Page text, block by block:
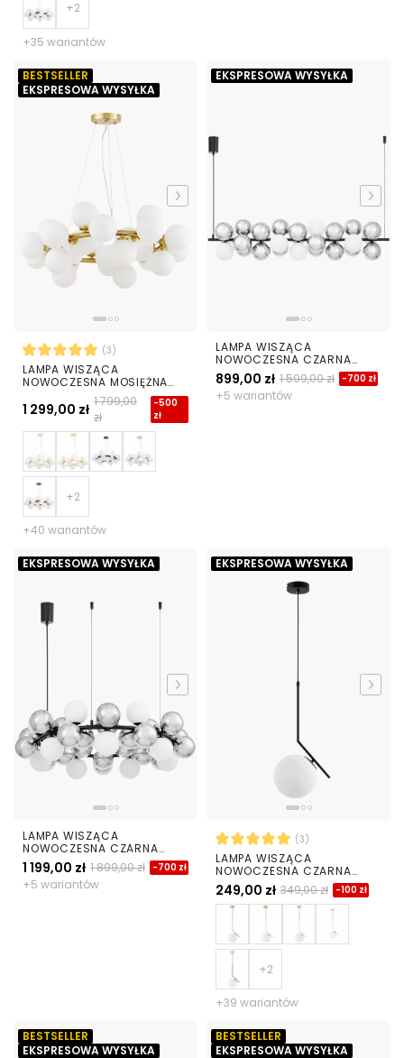
+35 wariantów
BESTSELLER
EKSPRESOWA WYSYŁKA
(3)
LAMPA WISZĄCA
NOWOCZESNA MOSIĘŻNA
BIAŁE KULE MARSIADA 25
1 299,00 zł 1 799,00
zł
-500
zł
+40 wariantów
EKSPRESOWA WYSYŁKA
LAMPA WISZĄCA
NOWOCZESNA CZARNA
SAONA W27
899,00 zł 1 599,00 zł -700 zł
+5 wariantów
EKSPRESOWA WYSYŁKA
LAMPA WISZĄCA
NOWOCZESNA CZARNA
SAONA W42
1 199,00 zł 1 899,00 zł -700 zł
+5 wariantów
EKSPRESOWA WYSYŁKA
(3)
LAMPA WISZĄCA
NOWOCZESNA CZARNA
BIAŁA KULA SORENTO 20
249,00 zł 349,00 zł -100 zł
+39 wariantów
BESTSELLER
EKSPRESOWA WYSYŁKA
BESTSELLER
EKSPRESOWA WYSYŁKA